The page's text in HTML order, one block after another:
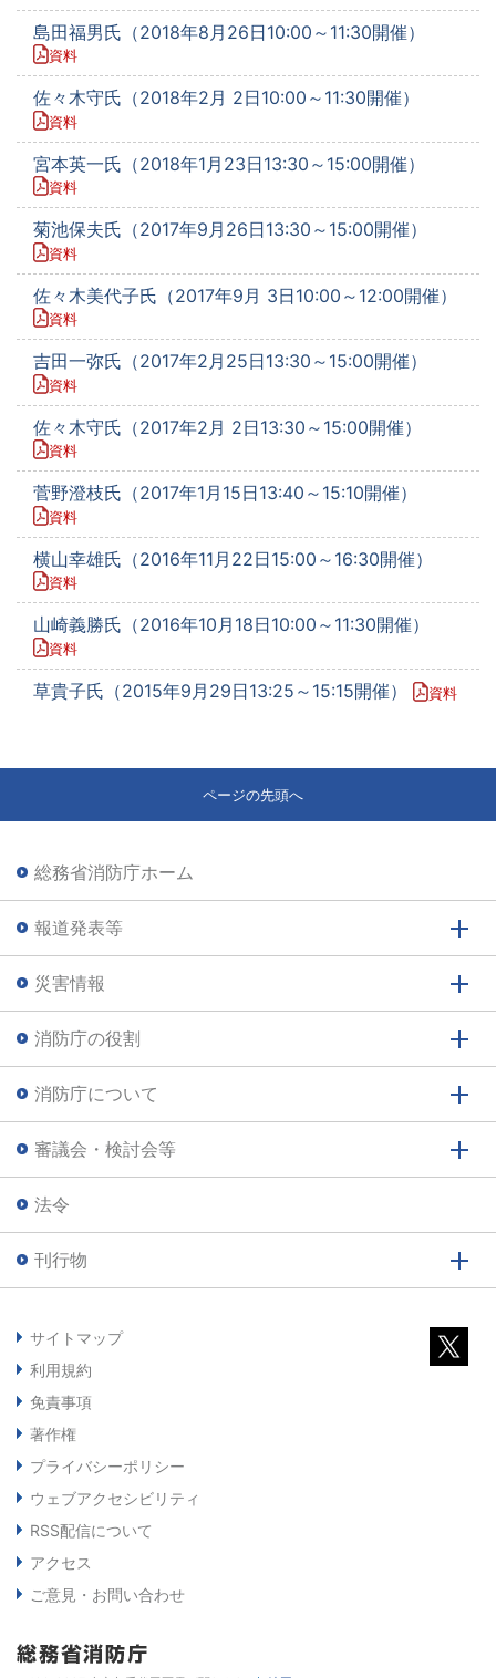
島田福男氏（2018年8月26日10:00～11:30開催）
資料
佐々木守氏（2018年2月 2日10:00～11:30開催）
資料
宮本英一氏（2018年1月23日13:30～15:00開催）
資料
菊池保夫氏（2017年9月26日13:30～15:00開催）
資料
佐々木美代子氏（2017年9月 3日10:00～12:00開催）
資料
吉田一弥氏（2017年2月25日13:30～15:00開催）
資料
佐々木守氏（2017年2月 2日13:30～15:00開催）
資料
菅野澄枝氏（2017年1月15日13:40～15:10開催）
資料
横山幸雄氏（2016年11月22日15:00～16:30開催）
資料
山崎義勝氏（2016年10月18日10:00～11:30開催）
資料
草貴子氏（2015年9月29日13:25～15:15開催） 資料
ページの先頭へ
総務省消防庁ホーム
報道発表等
災害情報
消防庁の役割
消防庁について
審議会・検討会等
法令
刊行物
サイトマップ
利用規約
免責事項
著作権
プライバシーポリシー
ウェブアクセシビリティ
RSS配信について
アクセス
ご意見・お問い合わせ